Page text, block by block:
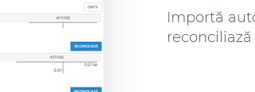
Importă